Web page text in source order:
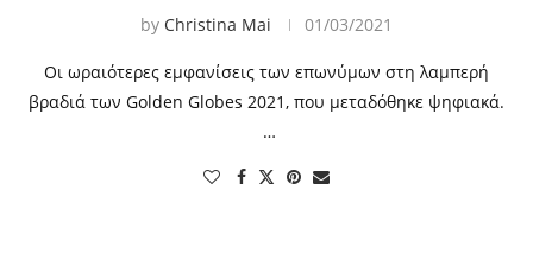
by Christina Mai 01/03/2021
Οι ωραιότερες εμφανίσεις των επωνύμων στη λαμπερή
βραδιά των Golden Globes 2021, που μεταδόθηκε ψηφιακά.
…